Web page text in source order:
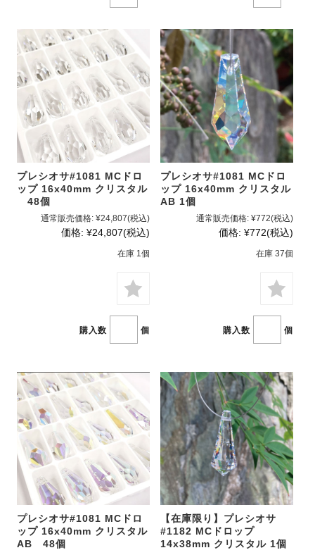
プレシオサ#1081 MCドロ
ップ 16x40mm クリスタル
48個
通常販売価格: ¥24,807(税込)
価格: ¥24,807(税込)
在庫 1個
購入数 個
プレシオサ#1081 MCドロ
ップ 16x40mm クリスタル
AB 1個
通常販売価格: ¥772(税込)
価格: ¥772(税込)
在庫 37個
購入数 個
プレシオサ#1081 MCドロ
ップ 16x40mm クリスタル
AB 48個
【在庫限り】プレシオサ
#1182 MCドロップ
14x38mm クリスタル 1個